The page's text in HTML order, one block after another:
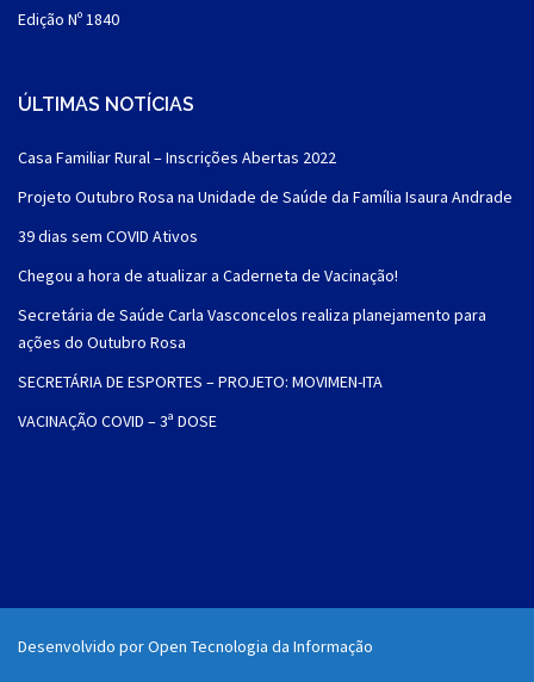
Edição Nº 1840
ÚLTIMAS NOTÍCIAS
Casa Familiar Rural – Inscrições Abertas 2022
Projeto Outubro Rosa na Unidade de Saúde da Família Isaura Andrade
39 dias sem COVID Ativos
Chegou a hora de atualizar a Caderneta de Vacinação!
Secretária de Saúde Carla Vasconcelos realiza planejamento para
ações do Outubro Rosa
SECRETÁRIA DE ESPORTES – PROJETO: MOVIMEN-ITA
VACINAÇÃO COVID – 3ª DOSE
Desenvolvido por Open Tecnologia da Informação